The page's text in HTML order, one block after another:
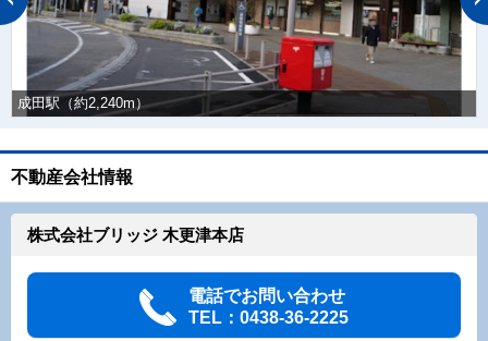
成田駅（約2,240m）
不動産会社情報
株式会社ブリッジ 木更津本店
電話でお問い合わせ
TEL：0438-36-2225